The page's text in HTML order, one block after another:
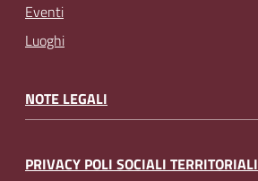
Eventi
Luoghi
NOTE LEGALI
PRIVACY POLI SOCIALI TERRITORIALI